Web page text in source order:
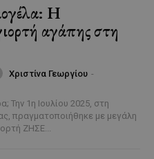
Η
αγάπης στη
Χριστίνα Γεωργίου -
Την 1η Ιουλίου 2025, στη
πραγματοποιήθηκε με μεγάλη
ΖΗΣΕ...